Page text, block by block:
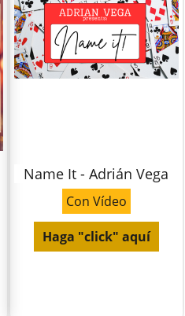
Name It - Adrián Vega
Con Vídeo
Haga "click" aquí